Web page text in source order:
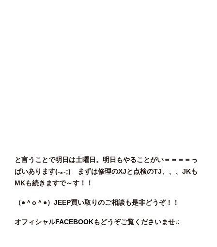
と言うことで明日は土曜日。明日もやることがい＝＝＝＝っ
ぱいあります(-｡-;) まずは修理のXJと点検のTJ、、、JKも
MKも続きますで～す！！
（●＾o ＾●）JEEP買い取りのご相談も是非どうぞ！！
オフィシャルFACEBOOKもどうぞご覧くださいませ♫